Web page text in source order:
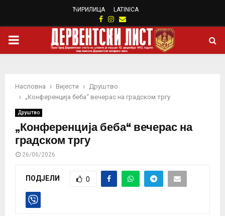
ЋИРИЛИЦА LATINICA
Facebook
Instagram
Email
PRIMARY
Насловна Вијести
Друштво
„Конференција беба“ вечерас на градском тргу
Друштво
„Конференција беба“ вечерас на
градском тргу
26/06/2026
ПОДЈЕЛИ 0